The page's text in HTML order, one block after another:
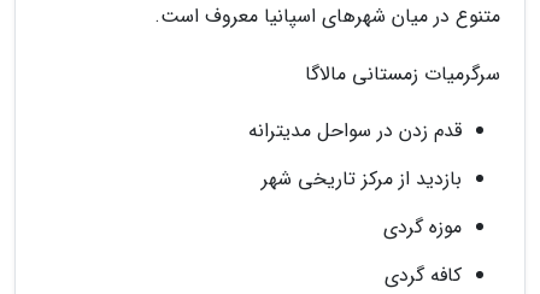
متنوع در میان شهرهای اسپانیا معروف است.
سرگرمیات زمستانی مالاگا
قدم زدن در سواحل مدیترانه
بازدید از مرکز تاریخی شهر
موزه گردی
کافه گردی